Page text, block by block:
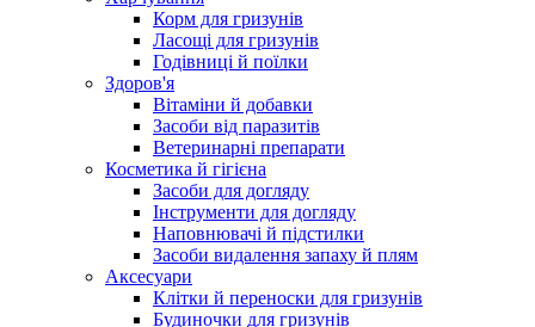
Корм для гризунів
Ласощі для гризунів
Годівниці й поїлки
Здоров'я
Вітаміни й добавки
Засоби від паразитів
Ветеринарні препарати
Косметика й гігієна
Засоби для догляду
Інструменти для догляду
Наповнювачі й підстилки
Засоби видалення запаху й плям
Аксесуари
Клітки й переноски для гризунів
Будиночки для гризунів